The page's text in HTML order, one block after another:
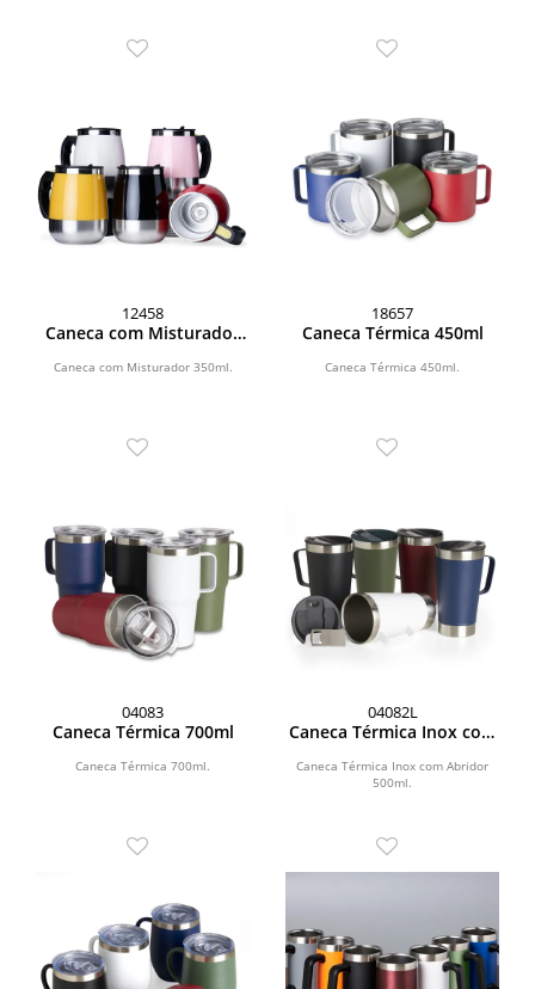
12458
Caneca com Misturador
Caneca com Misturador 350ml.
18657
Caneca Térmica 450ml
Caneca Térmica 450ml.
04083
Caneca Térmica 700ml
Caneca Térmica 700ml.
04082L
Caneca Térmica Inox com
Caneca Térmica Inox com Abridor
500ml.